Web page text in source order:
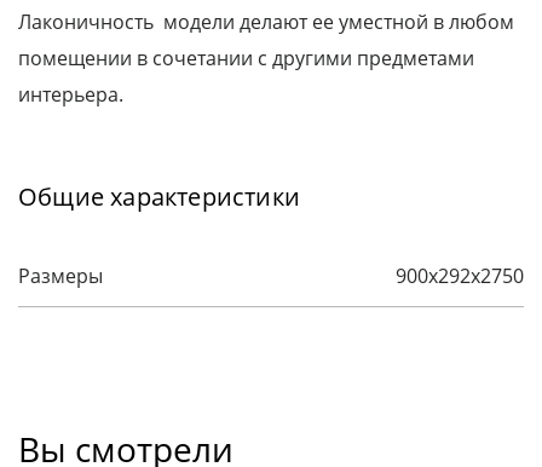
Лаконичность модели делают ее уместной в любом
помещении в сочетании с другими предметами
интерьера.
Общие характеристики
Размеры 900х292х2750
Вы смотрели